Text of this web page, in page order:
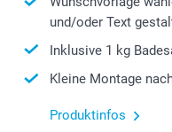
und/oder Text
Inklusive 1 kg
Kleine Montage
Produktinfos